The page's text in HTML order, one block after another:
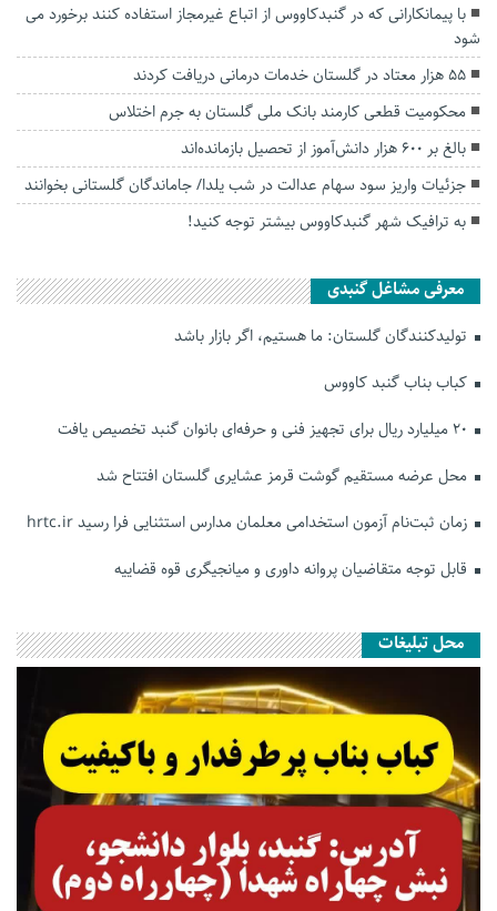
با پیمانکارانی که در گنبدکاووس از اتباع غیرمجاز استفاده کنند برخورد می
شود
۵۵ هزار معتاد در گلستان خدمات درمانی دریافت کردند
محکومیت قطعی کارمند بانک ملی گلستان به جرم اختلاس
بالغ بر ۶۰۰ هزار دانش‌آموز از تحصیل بازمانده‌اند
جزئیات واریز سود سهام عدالت در شب یلدا/ جاماندگان گلستانی بخوانند
به ترافیک شهر گنبدکاووس بیشتر توجه کنید!
معرفی مشاغل گنبدی
تولیدکنندگان گلستان: ما هستیم، اگر بازار باشد
کباب بناب گنبد کاووس
محل عرضه مستقیم گوشت قرمز عشایری گلستان افتتاح شد
زمان ثبت‌نام آزمون استخدامی معلمان مدارس استثنایی فرا رسید hrtc.ir
قابل توجه متقاضیان پروانه داوری و میانجیگری قوه قضاییه
محل تبلیغات